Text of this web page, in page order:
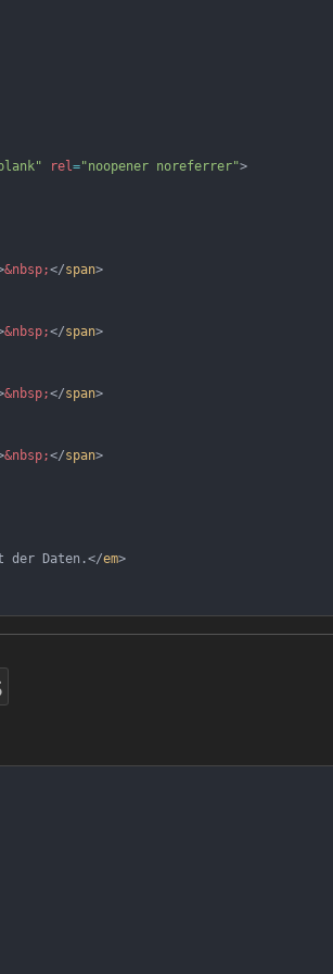
rel="noopener noreferrer">
&nbsp;</span>
&nbsp;</span>
&nbsp;</span>
&nbsp;</span>
der Daten.</em>